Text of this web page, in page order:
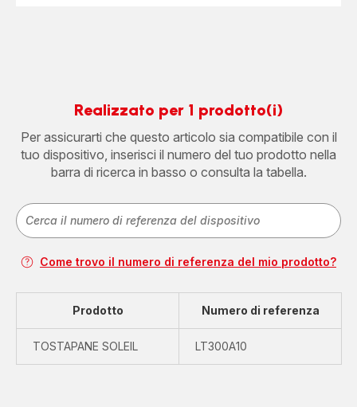
Realizzato per 1 prodotto(i)
Per assicurarti che questo articolo sia compatibile con il
tuo dispositivo, inserisci il numero del tuo prodotto nella
barra di ricerca in basso o consulta la tabella.
Come trovo il numero di referenza del mio prodotto?
Prodotto Numero di referenza
TOSTAPANE SOLEIL LT300A10